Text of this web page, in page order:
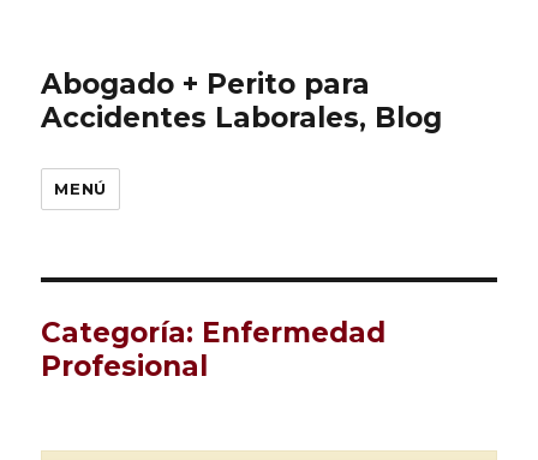
Abogado + Perito para
Accidentes Laborales, Blog
MENÚ
Categoría: Enfermedad
Profesional